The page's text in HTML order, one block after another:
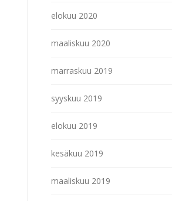
elokuu 2020
maaliskuu 2020
marraskuu 2019
syyskuu 2019
elokuu 2019
kesäkuu 2019
maaliskuu 2019